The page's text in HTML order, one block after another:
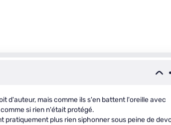
d'auteur, mais comme ils s'en battent l'oreille avec
si rien n'était protégé.
pratiquement plus rien siphonner sous peine de